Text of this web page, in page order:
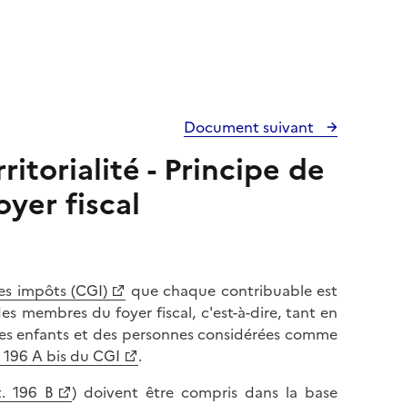
Document suivant
- Principe de
fiscal
impôts (CGI)
que chaque contribuable est
membres du foyer fiscal, c'est-à-dire, tant en
enfants et des personnes considérées comme
A bis du CGI
.
196 B
) doivent être compris dans la base